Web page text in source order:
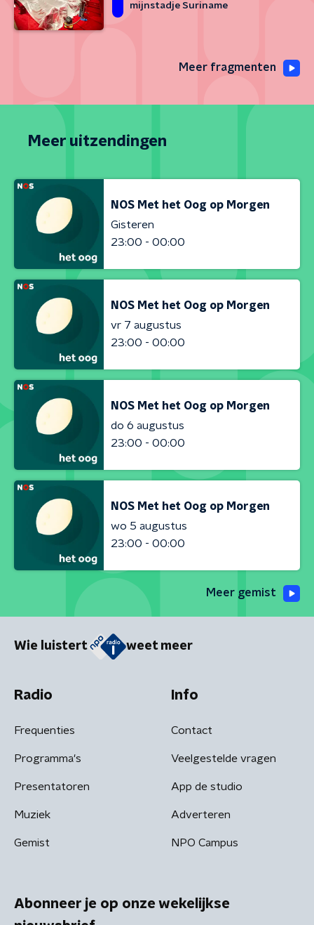
mijnstadje Suriname
Meer fragmenten
Meer uitzendingen
NOS Met het Oog op Morgen
Gisteren
23:00 - 00:00
NOS Met het Oog op Morgen
vr 7 augustus
23:00 - 00:00
NOS Met het Oog op Morgen
do 6 augustus
23:00 - 00:00
NOS Met het Oog op Morgen
wo 5 augustus
23:00 - 00:00
Meer gemist
Wie luistert weet meer
Radio
Frequenties
Programma's
Presentatoren
Muziek
Gemist
Info
Contact
Veelgestelde vragen
App de studio
Adverteren
NPO Campus
Abonneer je op onze wekelijkse